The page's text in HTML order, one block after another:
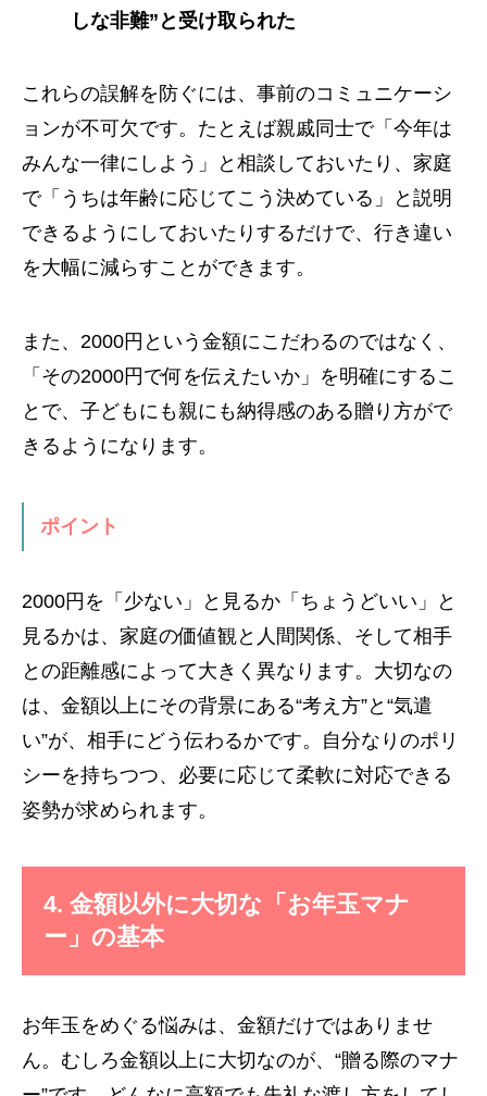
しな非難”と受け取られた
これらの誤解を防ぐには、事前のコミュニケーシ
ョンが不可欠です。たとえば親戚同士で「今年は
みんな一律にしよう」と相談しておいたり、家庭
で「うちは年齢に応じてこう決めている」と説明
できるようにしておいたりするだけで、行き違い
を大幅に減らすことができます。
また、2000円という金額にこだわるのではなく、
「その2000円で何を伝えたいか」を明確にするこ
とで、子どもにも親にも納得感のある贈り方がで
きるようになります。
ポイント
2000円を「少ない」と見るか「ちょうどいい」と
見るかは、家庭の価値観と人間関係、そして相手
との距離感によって大きく異なります。大切なの
は、金額以上にその背景にある“考え方”と“気遣
い”が、相手にどう伝わるかです。自分なりのポリ
シーを持ちつつ、必要に応じて柔軟に対応できる
姿勢が求められます。
4. 金額以外に大切な「お年玉マナ
ー」の基本
お年玉をめぐる悩みは、金額だけではありませ
ん。むしろ金額以上に大切なのが、“贈る際のマナ